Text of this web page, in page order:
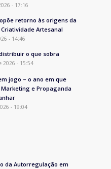
- 17:16
retorno às origens da
Artesanal
- 14:46
o que sobra
2026 - 15:54
jogo – o ano em que
Marketing e Propaganda
- 19:04
da Autorregulação em